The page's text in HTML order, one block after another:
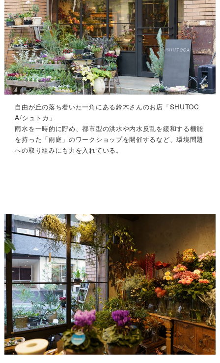
自由が丘の落ち着いた一角にある鈴木さんのお店「SHUTOC
A/シュトカ」
雨水を一時的に貯め、都市型の洪水や内水反乱を緩和する機能
を持った「雨庭」のワークショップを開催するなど、環境問題
への取り組みにも力を入れている。